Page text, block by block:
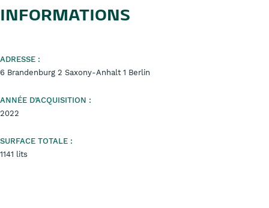
INFORMATIONS
ADRESSE :
6 Brandenburg 2 Saxony-Anhalt 1 Berlin
ANNÉE D’ACQUISITION :
2022
SURFACE TOTALE :
1141 lits